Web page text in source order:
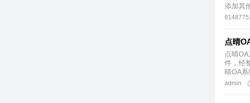
添加其
点晴
点晴
件，经
晴OA
admin